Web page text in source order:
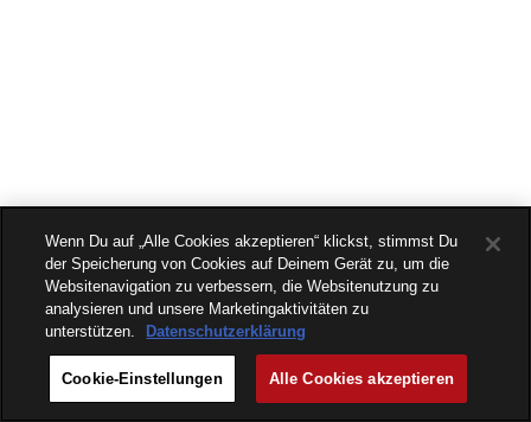
Wenn Du auf „Alle Cookies akzeptieren“ klickst, stimmst Du
der Speicherung von Cookies auf Deinem Gerät zu, um die
Websitenavigation zu verbessern, die Websitenutzung zu
analysieren und unsere Marketingaktivitäten zu
unterstützen.
Datenschutzerklärung
Cookie-Einstellungen Alle Cookies akzeptieren